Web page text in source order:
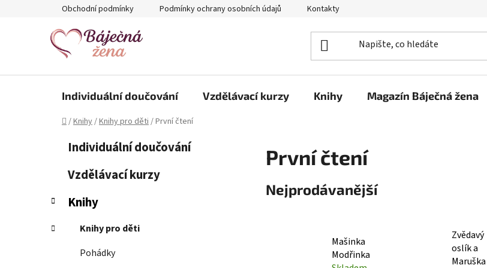
Obchodní podmínky Podmínky ochrany osobních údajů Kontakty
Individuální doučování Vzdělávací kurzy Knihy Magazín Báječná žena
Domů
/Knihy/Knihy pro děti/První čtení
r
n
Přeskočit
kategorie
o
i
Individuální doučování
Vzdělávací kurzy
Knihy
Knihy pro děti
Pohádky
První čtení
Nejprodávanější
Mašinka
Modřinka
Zvědavý
oslík a
Maruška